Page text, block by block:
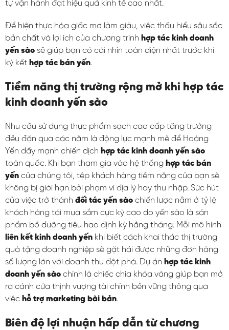
tự vận hành đạt hiệu quả kinh tế cao nhất.
Để hiện thực hóa giấc mơ làm giàu, việc thấu hiểu sâu sắc
bản chất và lợi ích của chương trình hợp tác kinh doanh
yến sào sẽ giúp bạn có cái nhìn toàn diện nhất trước khi
ký kết hợp tác bán yến.
Tiềm năng thị trường rộng mở khi hợp tác
kinh doanh yến sào
Nhu cầu sử dụng thực phẩm sạch cao cấp tăng trưởng
đều đặn qua các năm là động lực mạnh mẽ để Hoàng
Yến đẩy mạnh chiến dịch hợp tác kinh doanh yến sào
toàn quốc. Khi bạn tham gia vào hệ thống hợp tác bán
yến của chúng tôi, tệp khách hàng tiềm năng của bạn sẽ
không bị giới hạn bởi phạm vi địa lý hay thu nhập. Sức hút
của việc trở thành đối tác yến sào chiến lược nằm ở tỷ lệ
khách hàng tái mua sắm cực kỳ cao do yến sào là sản
phẩm bổ dưỡng tiêu hao định kỳ hằng tháng. Mỗi mô hình
liên kết kinh doanh yến khi biết cách khai thác thị trường
quà tặng doanh nghiệp sẽ gặt hái được những đơn hàng
số lượng lớn với doanh thu đột phá. Dự án hợp tác kinh
doanh yến sào chính là chiếc chìa khóa vàng giúp bạn mở
ra cánh cửa thịnh vượng tài chính bền vững thông qua
việc hỗ trợ marketing bài bản.
Biên độ lợi nhuận hấp dẫn từ chương